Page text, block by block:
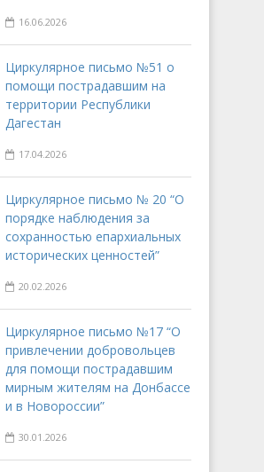
16.06.2026
Циркулярное письмо №51 о
помощи пострадавшим на
территории Республики
Дагестан
17.04.2026
Циркулярное письмо № 20 “О
порядке наблюдения за
сохранностью епархиальных
исторических ценностей”
20.02.2026
Циркулярное письмо №17 “О
привлечении добровольцев
для помощи пострадавшим
мирным жителям на Донбассе
и в Новороссии”
30.01.2026